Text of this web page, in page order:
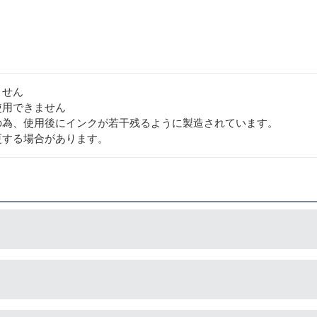
ん
できません
、使用後にインクが若干残るように製造されています。
る場合があります。